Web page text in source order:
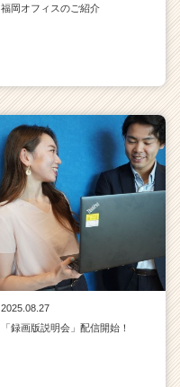
福岡オフィスのご紹介
2025.08.27
「録画版説明会」配信開始！